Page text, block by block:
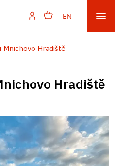
EN
Mnichovo Hradiště
Hradiště